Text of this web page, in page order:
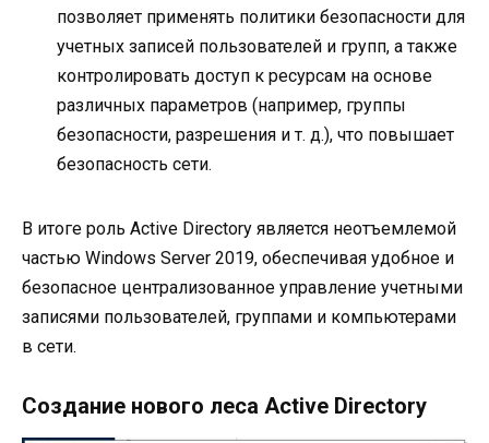
позволяет применять политики безопасности для
учетных записей пользователей и групп, а также
контролировать доступ к ресурсам на основе
различных параметров (например, группы
безопасности, разрешения и т. д.), что повышает
безопасность сети.
В итоге роль Active Directory является неотъемлемой
частью Windows Server 2019, обеспечивая удобное и
безопасное централизованное управление учетными
записями пользователей, группами и компьютерами
в сети.
Создание нового леса Active Directory